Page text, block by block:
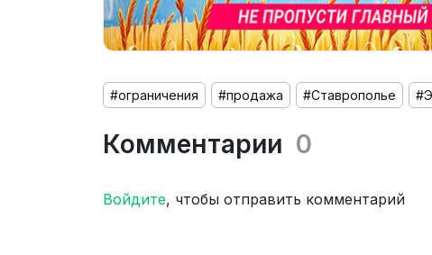
#ограничения #продажа #Ставрополье
Комментарии 0
Войдите, чтобы отправить комментарий